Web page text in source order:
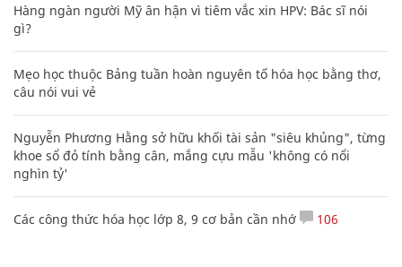
Hàng ngàn người Mỹ ân hận vì tiêm vắc xin HPV: Bác sĩ nói
gì?
Mẹo học thuộc Bảng tuần hoàn nguyên tố hóa học bằng thơ,
câu nói vui vẻ
Nguyễn Phương Hằng sở hữu khối tài sản "siêu khủng", từng
khoe sổ đỏ tính bằng cân, mắng cựu mẫu 'không có nổi
nghìn tỷ'
Các công thức hóa học lớp 8, 9 cơ bản cần nhớ 106